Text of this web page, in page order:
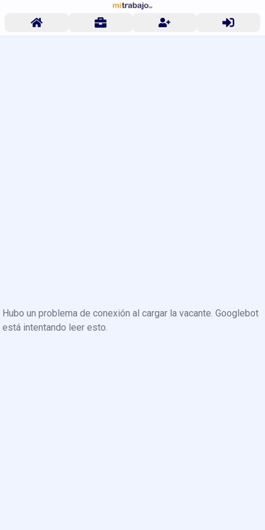
Hubo un problema de conexión al cargar la vacante. Googlebot
está intentando leer esto.